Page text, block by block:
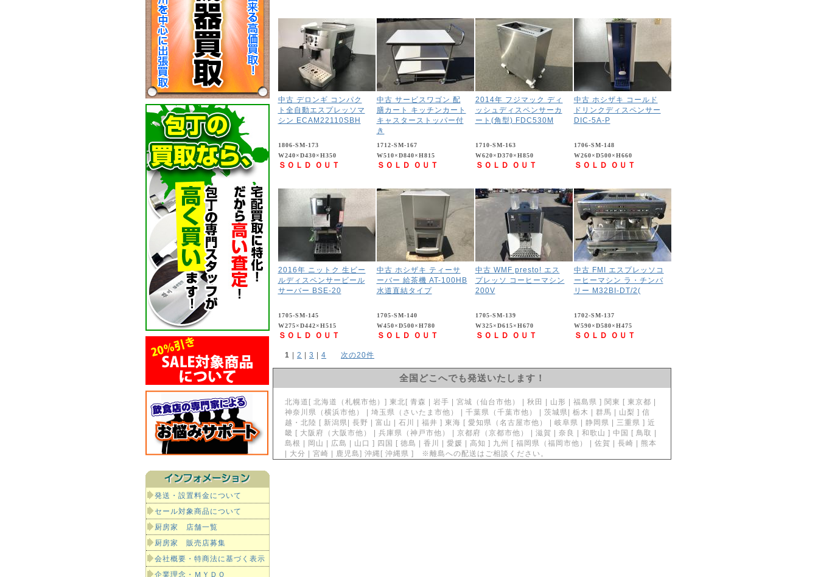
発送・設置料金について
セール対象商品について
厨房家 店舗一覧
厨房家 販売店募集
会社概要・特商法に基づく表示
企業理念・ＭＹＤＯ
中古 デロンギ コンパク
ト全自動エスプレッソマ
シン ECAM22110SBH
1806-SM-173
W240×D430×H350
ＳＯＬＤ ＯＵＴ
中古 サービスワゴン 配
膳カート キッチンカート
キャスターストッパー付
き
1712-SM-167
W510×D840×H815
ＳＯＬＤ ＯＵＴ
2014年 フジマック ディ
ッシュディスペンサーカ
ート(角型) FDC530M
1710-SM-163
W620×D370×H850
ＳＯＬＤ ＯＵＴ
中古 ホシザキ コールド
ドリンクディスペンサー
DIC-5A-P
1706-SM-148
W260×D500×H660
ＳＯＬＤ ＯＵＴ
2016年 ニットク 生ビー
ルディスペンサービール
サーバー BSE-20
1705-SM-145
W275×D442×H515
ＳＯＬＤ ＯＵＴ
中古 ホシザキ ティーサ
ーバー 給茶機 AT-100HB
水道直結タイプ
1705-SM-140
W450×D500×H780
ＳＯＬＤ ＯＵＴ
中古 WMF presto! エス
プレッソ コーヒーマシン
200V
1705-SM-139
W325×D615×H670
ＳＯＬＤ ＯＵＴ
中古 FMI エスプレッソコ
ーヒーマシン ラ・チンバ
リー M32BI-DT/2(
1702-SM-137
W590×D580×H475
ＳＯＬＤ ＯＵＴ
1 | 2 | 3 | 4 次の20件
全国どこへでも発送いたします！
北海道[ 北海道（札幌市他）] 東北[ 青森 | 岩手 | 宮城（仙台市他） | 秋田 | 山形 | 福島県 ] 関東 [ 東京都 |
神奈川県（横浜市他） | 埼玉県（さいたま市他） | 千葉県（千葉市他） | 茨城県| 栃木 | 群馬 | 山梨 ] 信
越・北陸 [ 新潟県| 長野 | 富山 | 石川 | 福井 ] 東海 [ 愛知県（名古屋市他） | 岐阜県 | 静岡県 | 三重県 ] 近
畿 [ 大阪府（大阪市他） | 兵庫県（神戸市他） | 京都府（京都市他） | 滋賀 | 奈良 | 和歌山 ] 中国 [ 鳥取 |
島根 | 岡山 | 広島 | 山口 ] 四国 [ 徳島 | 香川 | 愛媛 | 高知 ] 九州 [ 福岡県（福岡市他） | 佐賀 | 長崎 | 熊本
| 大分 | 宮崎 | 鹿児島] 沖縄[ 沖縄県 ] ※離島への配送はご相談ください。